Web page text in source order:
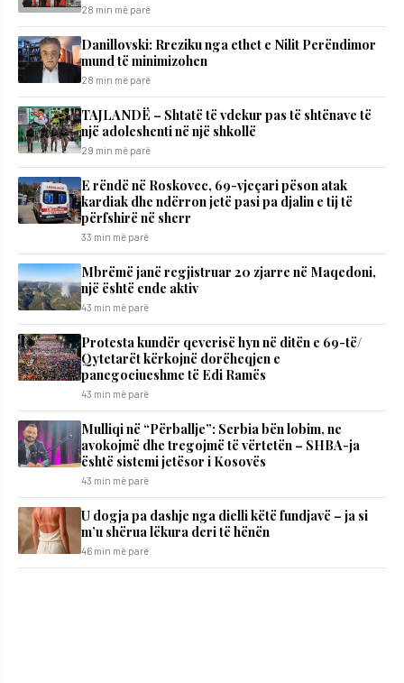
28 min më parë
Danillovski: Rreziku nga ethet e Nilit Perëndimor
mund të minimizohen
28 min më parë
TAJLANDË – Shtatë të vdekur pas të shtënave të
një adoleshenti në një shkollë
29 min më parë
E rëndë në Roskovec, 69-vjeçari pëson atak
kardiak dhe ndërron jetë pasi pa djalin e tij të
përfshirë në sherr
33 min më parë
Mbrëmë janë regjistruar 20 zjarre në Maqedoni,
një është ende aktiv
43 min më parë
Protesta kundër qeverisë hyn në ditën e 69-të/
Qytetarët kërkojnë dorëheqjen e
panegociueshme të Edi Ramës
43 min më parë
Mulliqi në “Përballje”: Serbia bën lobim, ne
avokojmë dhe tregojmë të vërtetën – SHBA-ja
është sistemi jetësor i Kosovës
43 min më parë
U dogja pa dashje nga dielli këtë fundjavë – ja si
m’u shërua lëkura deri të hënën
46 min më parë